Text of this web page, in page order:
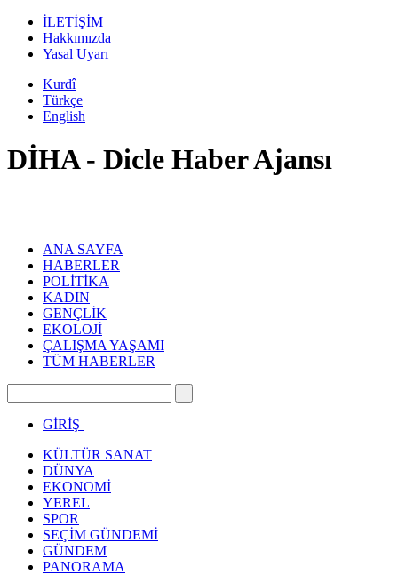
İLETİŞİM
Hakkımızda
Yasal Uyarı
Kurdî
Türkçe
English
DİHA - Dicle Haber Ajansı
ANA SAYFA
HABERLER
POLİTİKA
KADIN
GENÇLİK
EKOLOJİ
ÇALIŞMA YAŞAMI
TÜM HABERLER
GİRİŞ
KÜLTÜR SANAT
DÜNYA
EKONOMİ
YEREL
SPOR
SEÇİM GÜNDEMİ
GÜNDEM
PANORAMA